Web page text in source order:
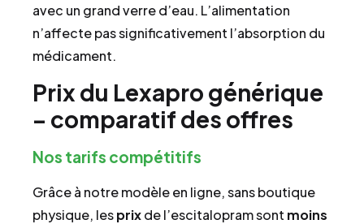
avec un grand verre d’eau. L’alimentation
n’affecte pas significativement l’absorption du
médicament.
Prix du Lexapro générique
– comparatif des offres
Nos tarifs compétitifs
Grâce à notre modèle en ligne, sans boutique
physique, lesprixde l’escitalopram sont moins